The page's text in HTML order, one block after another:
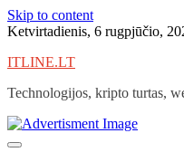
Skip to content
Ketvirtadienis, 6 rugpjūčio,
ITLINE.LT
Technologijos, kripto turtas,